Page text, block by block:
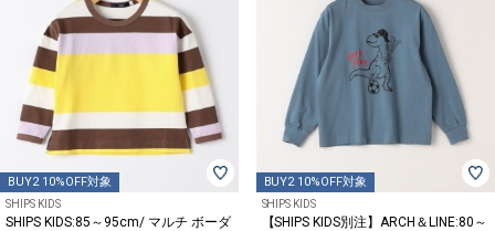
BUY2 10%OFF対象
SHIPS KIDS
SHIPS KIDS:85～95cm/ マルチ ボーダ
BUY2 10%OFF対象
SHIPS KIDS
【SHIPS KIDS別注】ARCH＆LINE:80～